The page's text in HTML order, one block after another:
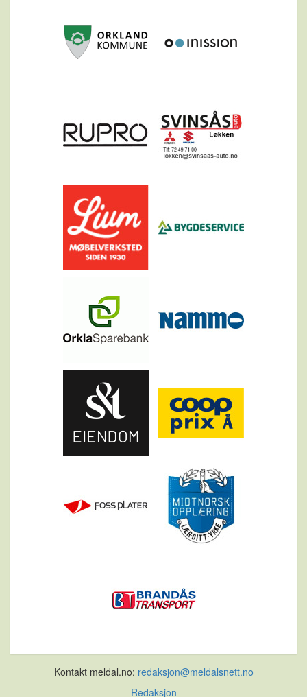
Kontakt meldal.no: redaksjon@meldalsnett.no
Redaksjon